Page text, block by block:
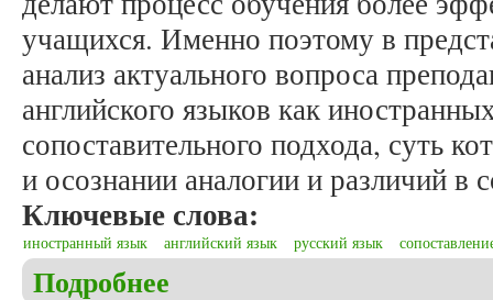
учащихся. Именно поэтому в
анализ актуального вопроса
английского языков как
сопоставительного подхода, суть
и осознании аналогии и различий в
Ключевые слова:
иностранный язык английский язык русский язык
Подробнее